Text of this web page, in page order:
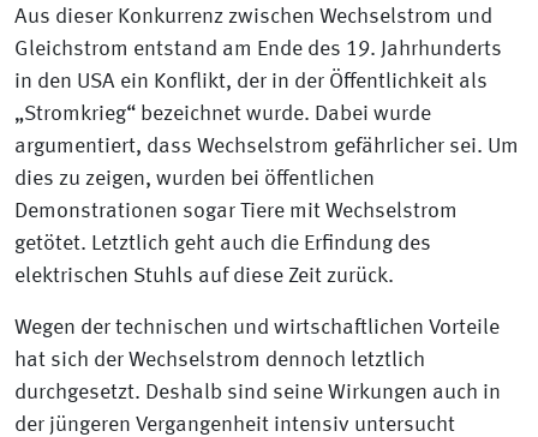
Aus dieser Konkurrenz zwischen Wechselstrom und
Gleichstrom entstand am Ende des 19. Jahrhunderts
in den USA ein Konflikt, der in der Öffentlichkeit als
„Stromkrieg“ bezeichnet wurde. Dabei wurde
argumentiert, dass Wechselstrom gefährlicher sei. Um
dies zu zeigen, wurden bei öffentlichen
Demonstrationen sogar Tiere mit Wechselstrom
getötet. Letztlich geht auch die Erfindung des
elektrischen Stuhls auf diese Zeit zurück.
Wegen der technischen und wirtschaftlichen Vorteile
hat sich der Wechselstrom dennoch letztlich
durchgesetzt. Deshalb sind seine Wirkungen auch in
der jüngeren Vergangenheit intensiv untersucht